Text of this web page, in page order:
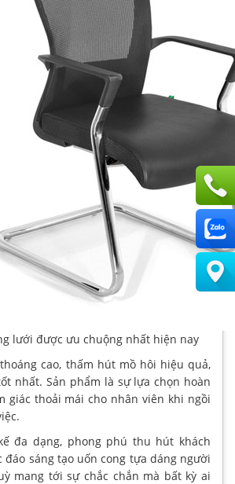
lưới được ưu chuộng nhất hiện nay
cao, thấm hút mồ hôi hiệu quả,
nhất. Sản phẩm là sự lựa chọn hoàn
giác thoải mái cho nhân viên khi ngồi
đa dạng, phong phú thu hút khách
sáng tạo uốn cong tựa dáng người
mang tới sự chắc chắn mà bất kỳ ai